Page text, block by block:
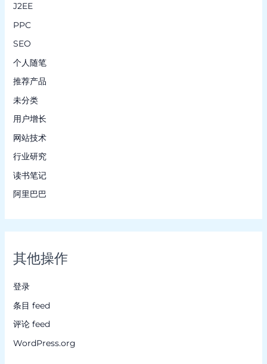
J2EE
PPC
SEO
个人随笔
推荐产品
未分类
用户增长
网站技术
行业研究
读书笔记
阿里巴巴
其他操作
登录
条目 feed
评论 feed
WordPress.org